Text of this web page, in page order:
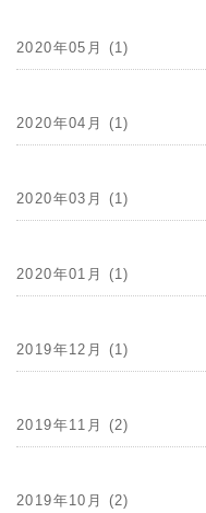
2020年05月 (1)
2020年04月 (1)
2020年03月 (1)
2020年01月 (1)
2019年12月 (1)
2019年11月 (2)
2019年10月 (2)